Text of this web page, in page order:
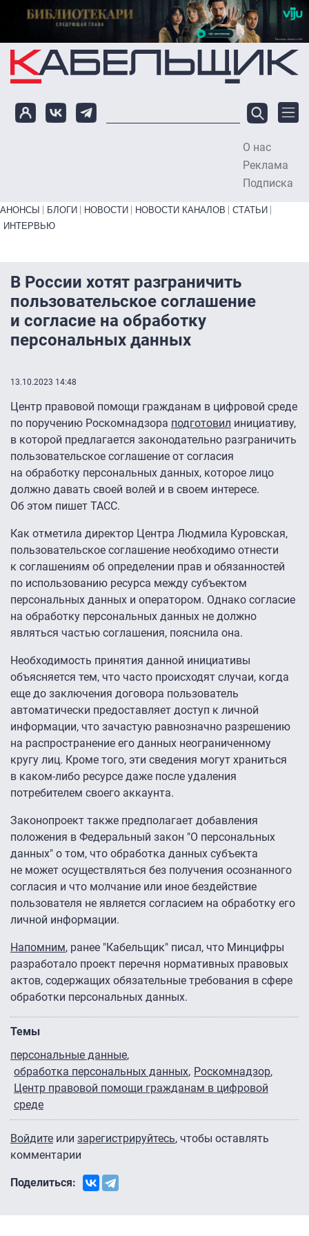
Перейти к основному содержанию
О нас
Реклама
Подписка
Primary links bottom
АНОНСЫ БЛОГИ НОВОСТИ НОВОСТИ КАНАЛОВ
СТАТЬИ
ИНТЕРВЬЮ
В России хотят разграничить
пользовательское соглашение
и согласие на обработку
персональных данных
13.10.2023 14:48
Центр правовой помощи гражданам в цифровой среде
по поручению Роскомнадзора подготовил инициативу,
в которой предлагается законодательно разграничить
пользовательское соглашение от согласия
на обработку персональных данных, которое лицо
должно давать своей волей и в своем интересе.
Об этом пишет ТАСС.
Как отметила директор Центра Людмила Куровская,
пользовательское соглашение необходимо отнести
к соглашениям об определении прав и обязанностей
по использованию ресурса между субъектом
персональных данных и оператором. Однако согласие
на обработку персональных данных не должно
являться частью соглашения, пояснила она.
Необходимость принятия данной инициативы
объясняется тем, что часто происходят случаи, когда
еще до заключения договора пользователь
автоматически предоставляет доступ к личной
информации, что зачастую равнозначно разрешению
на распространение его данных неограниченному
кругу лиц. Кроме того, эти сведения могут храниться
в каком-либо ресурсе даже после удаления
потребителем своего аккаунта.
Законопроект также предполагает добавления
положения в Федеральный закон "О персональных
данных" о том, что обработка данных субъекта
не может осуществляться без получения осознанного
согласия и что молчание или иное бездействие
пользователя не является согласием на обработку его
личной информации.
Напомним, ранее "Кабельщик" писал, что Минцифры
разработало проект перечня нормативных правовых
актов, содержащих обязательные требования ‎‎в сфере
обработки персональных данных.
Темы
персональные данные
обработка персональных данных Роскомнадзор
Центр правовой помощи гражданам в цифровой
среде
Войдите или зарегистрируйтесь, чтобы оставлять
комментарии
Поделиться: